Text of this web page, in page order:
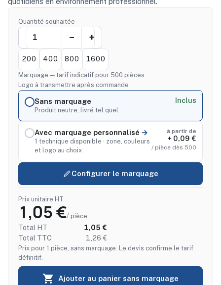
Quantité souhaitée
200 400 800 1600
Marquage — tarif indicatif pour 500 pièces
Logo à transmettre après commande
Sans marquage
Produit neutre, livré tel quel.
Inclus
Avec marquage personnalisé
1 technique disponible · zone, couleurs
et logo au choix
à partir de
+ 0,09 €
/ pièce dès 500
Configurer le marquage
 Ajouter au panier sans marquage
Prix unitaire HT
1,05 €/ pièce
Total HT
1,05 €
Total TTC
1,26 €
Prix pour 1 pièce, sans marquage. Le devis confirme le tarif
définitif.